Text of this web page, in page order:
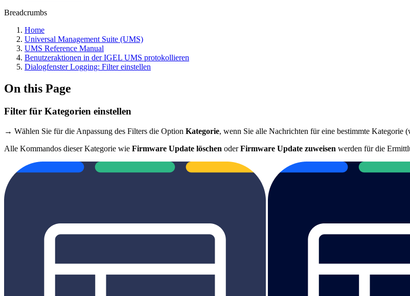
Breadcrumbs
Home
Universal Management Suite (UMS)
UMS Reference Manual
Benutzeraktionen in der IGEL UMS protokollieren
Dialogfenster Logging: Filter einstellen
On this Page
Filter für Kategorien einstellen
→ Wählen Sie für die Anpassung des Filters die Option Kategorie, wenn Sie alle Nachrichten für eine bestimmte Kategorie
Alle Kommandos dieser Kategorie wie Firmware Update löschen oderFirmware Update zuweisen werden für die